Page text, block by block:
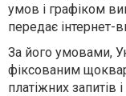
умов і графіком
передає інтернет-
За його умовами,
фіксованим
платіжних запитів